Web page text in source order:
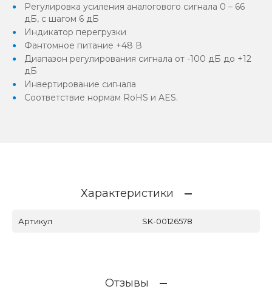
Регулировка усиления аналогового сигнала 0 – 66
дБ, с шагом 6 дБ
Индикатор перегрузки
Фантомное питание +48 В
Диапазон регулирования сигнала от -100 дБ до +12
дБ
Инвертирование сигнала
Соответствие нормам RoHS и AES.
Характеристики
Артикул SK-00126578
Отзывы